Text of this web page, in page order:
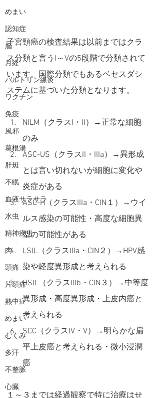
めまい
認知症
脳
月経
バルトリン線炎
ワクチン
免疫
風邪
葛根湯
肝斑
不眠
血液サラサラ
水虫
精神疾患
肉
頭痛
片頭痛
熱中症
めまい
むくみ
多汗
不整脈
心臓
子宮頸癌の検査結果は以前まではクラ
ス分類と言うI～Vの5段階で分類されて
います。国際分類でもあるベセスダシ
ステムに基づいた分類となります。
NILM（クラスI・II）→正常な細胞
のみ
ASC-US（クラスII・IIIa）→異形成
とは言い切れないが細胞に変化や
炎症がある
ASC-H（クラスIIIa・CIN１）→ウイ
ルス感染の可能性・高度な細胞異
型の可能性がある
LSIL（クラスIIIa・CIN２）→HPV感
染や軽度異形成と考えられる
HSIL（クラスIIIb・CIN３）→中等度
異形成・高度異形成・上皮内癌と
考えられる
SCC（クラスIV・V）→明らかな扁
平上皮癌と考えられる・微小浸潤
癌
１～３までは経過観察で特に治療はせ